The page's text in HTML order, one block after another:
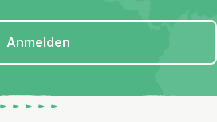
Anmelden